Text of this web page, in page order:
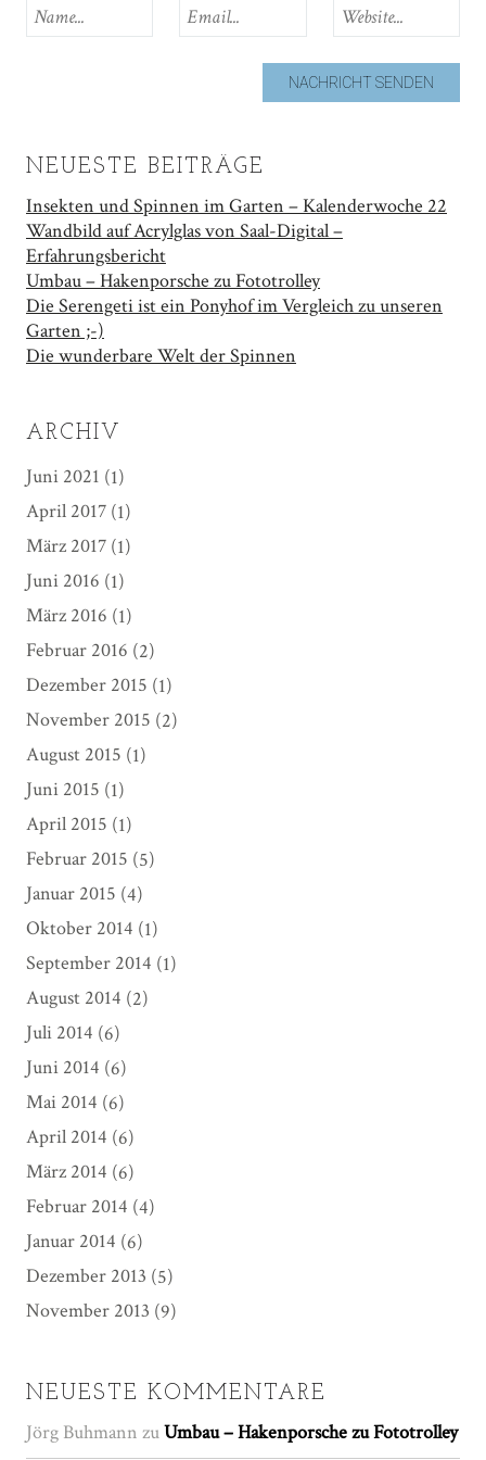
NEUESTE BEITRÄGE
Insekten und Spinnen im Garten – Kalenderwoche 22
Wandbild auf Acrylglas von Saal-Digital –
Erfahrungsbericht
Umbau – Hakenporsche zu Fototrolley
Die Serengeti ist ein Ponyhof im Vergleich zu unseren
Garten ;-)
Die wunderbare Welt der Spinnen
ARCHIV
Juni 2021 (1)
April 2017(1)
März 2017(1)
Juni 2016 (1)
März 2016 (1)
Februar 2016 (2)
Dezember 2015 (1)
November 2015 (2)
August 2015 (1)
Juni 2015 (1)
April 2015 (1)
Februar 2015 (5)
Januar 2015 (4)
Oktober 2014 (1)
September 2014 (1)
August 2014 (2)
Juli 2014 (6)
Juni 2014 (6)
Mai 2014 (6)
April 2014 (6)
März 2014 (6)
Februar 2014 (4)
Januar 2014 (6)
Dezember 2013 (5)
November 2013 (9)
NEUESTE KOMMENTARE
Jörg Buhmann zuUmbau – Hakenporsche zu Fototrolley